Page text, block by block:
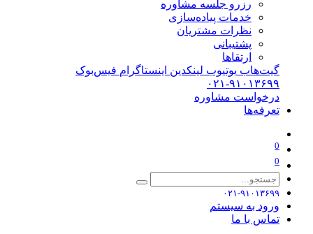
رزرو جلسه مشاوره
خدمات پیاده‌سازی
نظرات مشتریان
پشتیبانی
ارتقاها
گیت‌هاب یوتیوب لینکدین اینستاگرام فیس‌بوک
۰۲۱-۹۱۰۱۳۶۹۹
درخواست مشاوره
تعرفه‌ها
0
0
۰۲۱-۹۱۰۱۳۶۹۹
ورود به سیستم
تماس با ما